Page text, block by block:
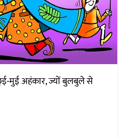
मुई अहंकार, ज्यों बुलबुले से